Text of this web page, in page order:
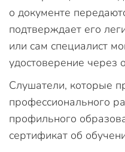
о документе
подтверждает его
или сам специалист
удостоверение через
Слушатели, которые
профессионального
профильного
сертификат об